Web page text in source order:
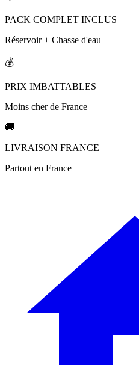
PACK COMPLET INCLUS
Réservoir + Chasse d'eau
💰
PRIX IMBATTABLES
Moins cher de France
🚚
LIVRAISON FRANCE
Partout en France